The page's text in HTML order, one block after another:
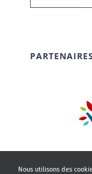
PARTENAIRES
Nous utilisons des